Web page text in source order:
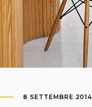
8 SETTEMBRE 2014